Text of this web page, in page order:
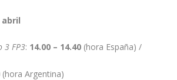
abril
FP3: 14.00 – 14.40(hora España) /
(hora Argentina)